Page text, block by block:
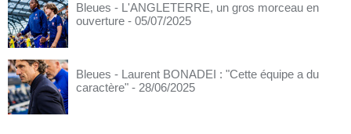
Bleues - L'ANGLETERRE, un gros morceau en
ouverture - 05/07/2025
Bleues - Laurent BONADEI : "Cette équipe a du
caractère" - 28/06/2025